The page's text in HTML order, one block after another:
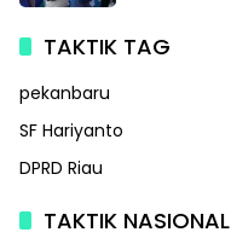
TAKTIK TAG
pekanbaru
SF Hariyanto
DPRD Riau
TAKTIK NASIONAL